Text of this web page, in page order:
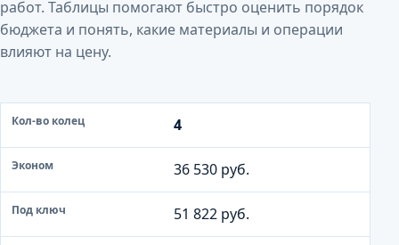
работ. Таблицы помогают быстро оценить порядок
бюджета и понять, какие материалы и операции
влияют на цену.
К
о
л
-
в
о
4
36 530 руб.
51 822 руб.